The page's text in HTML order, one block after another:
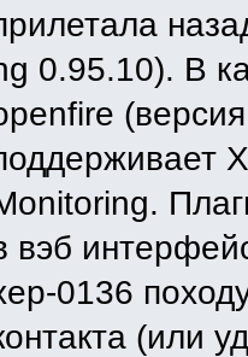
0.95.10). В
вэб
0136
(или